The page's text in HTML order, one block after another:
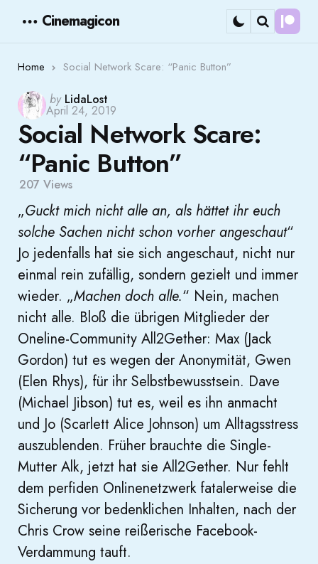
Cinemagicon
Search
Home Social Network Scare: “Panic Button”
Posted
by
by LidaLost
April 24, 2019
Social Network Scare:
“Panic Button”
207 Views
„Guckt mich nicht alle an, als hättet ihr euch
solche Sachen nicht schon vorher angeschaut“
Jo jedenfalls hat sie sich angeschaut, nicht nur
einmal rein zufällig, sondern gezielt und immer
wieder. „Machen doch alle.“ Nein, machen
nicht alle. Bloß die übrigen Mitglieder der
Oneline-Community All2Gether: Max (Jack
Gordon) tut es wegen der Anonymität, Gwen
(Elen Rhys), für ihr Selbstbewusstsein. Dave
(Michael Jibson) tut es, weil es ihn anmacht
und Jo (Scarlett Alice Johnson) um Alltagsstress
auszublenden. Früher brauchte die Single-
Mutter Alk, jetzt hat sie All2Gether. Nur fehlt
dem perfiden Onlinenetzwerk fatalerweise die
Sicherung vor bedenklichen Inhalten, nach der
Chris Crow seine reißerische Facebook-
Verdammung tauft.